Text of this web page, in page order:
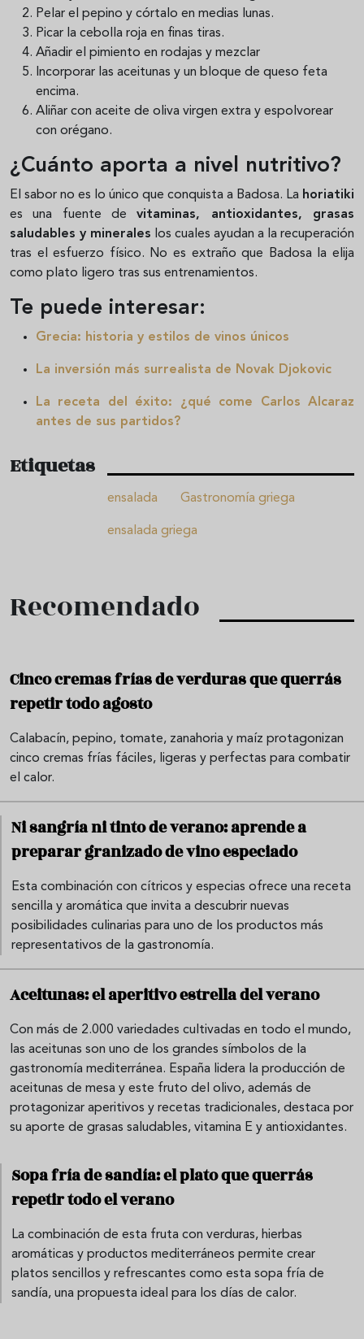
Pelar el pepino y córtalo en medias lunas.
Picar la cebolla roja en finas tiras.
Añadir el pimiento en rodajas y mezclar
Incorporar las aceitunas y un bloque de queso feta
encima.
Aliñar con aceite de oliva virgen extra y espolvorear
con orégano.
¿Cuánto aporta a nivel nutritivo?
El sabor no es lo único que conquista a Badosa. La horiatiki
es una fuente devitaminas, antioxidantes, grasas
saludables y minerales los cuales ayudan a la recuperación
tras el esfuerzo físico. No es extraño que Badosa la elija
como plato ligero tras sus entrenamientos.
Te puede interesar:
Grecia: historia y estilos de vinos únicos
La inversión más surrealista de Novak Djokovic
La receta del éxito: ¿qué come Carlos Alcaraz
antes de sus partidos?
Etiquetas
ensalada Gastronomía griega
ensalada griega
Recomendado
Cinco cremas frías de verduras que querrás
repetir todo agosto
Calabacín, pepino, tomate, zanahoria y maíz protagonizan
cinco cremas frías fáciles, ligeras y perfectas para combatir
el calor.
Ni sangría ni tinto de verano: aprende a
preparar granizado de vino especiado
Esta combinación con cítricos y especias ofrece una receta
sencilla y aromática que invita a descubrir nuevas
posibilidades culinarias para uno de los productos más
representativos de la gastronomía.
Aceitunas: el aperitivo estrella del verano
Con más de 2.000 variedades cultivadas en todo el mundo,
las aceitunas son uno de los grandes símbolos de la
gastronomía mediterránea. España lidera la producción de
aceitunas de mesa y este fruto del olivo, además de
protagonizar aperitivos y recetas tradicionales, destaca por
su aporte de grasas saludables, vitamina E y antioxidantes.
Sopa fría de sandía: el plato que querrás
repetir todo el verano
La combinación de esta fruta con verduras, hierbas
aromáticas y productos mediterráneos permite crear
platos sencillos y refrescantes como esta sopa fría de
sandía, una propuesta ideal para los días de calor.